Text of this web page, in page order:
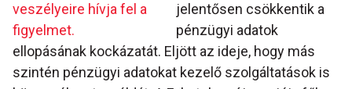
veszélyeire hívja fel a
figyelmet.
jelentősen csökkentik a
pénzügyi adatok
ellopásának kockázatát. Eljött az ideje, hogy más
szintén pénzügyi adatokat kezelő szolgáltatások is